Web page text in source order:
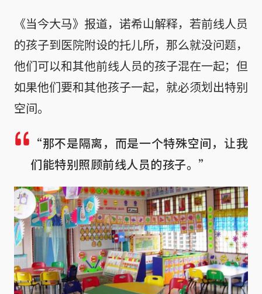
《当今大马》报道，诺希山解释，若前线人员
的孩子到医院附设的托儿所，那么就没问题，
他们可以和其他前线人员的孩子混在一起；但
如果他们要和其他孩子一起，就必须划出特别
空间。
“那不是隔离，而是一个特殊空间，让我
们能特别照顾前线人员的孩子。”